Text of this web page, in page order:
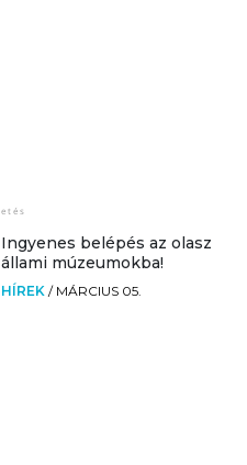
Ingyenes belépés az olasz
állami múzeumokba!
HÍREK / MÁRCIUS 05.